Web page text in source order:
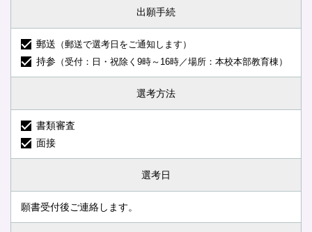
出願手続
郵送 （郵送で選考日をご通知します）
持参 （受付：日・祝除く9時～16時／場所：本校本部教育棟）
選考方法
書類審査
面接
選考日
願書受付後ご連絡します。